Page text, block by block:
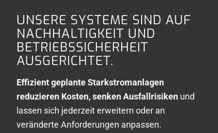
UNSERE SYSTEME SIND AUF
NACHHALTIGKEIT UND
BETRIEBSSICHERHEIT
AUSGERICHTET.
Effizient geplante Starkstromanlagen
reduzieren Kosten, senken Ausfallrisikenund
lassen sich jederzeit erweitern oder an
veränderte Anforderungen anpassen.